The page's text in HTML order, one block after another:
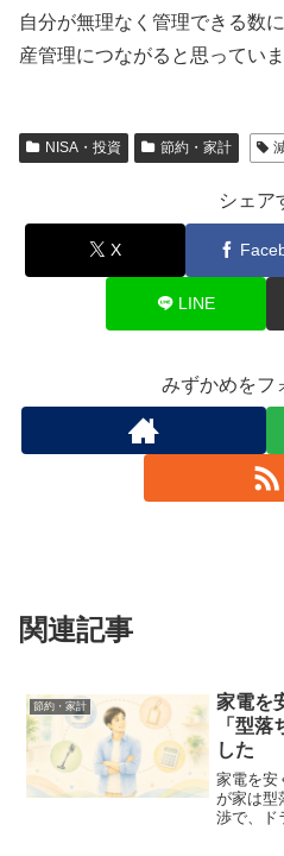
自分が無理なく管理できる数
産管理につながると思っていま
NISA・投資 節約・家計
シェア
X
LINE
みずかめをフ
関連記事
節約・家計
家電を
「型
した
家電を安
が家は型
渉で、ド